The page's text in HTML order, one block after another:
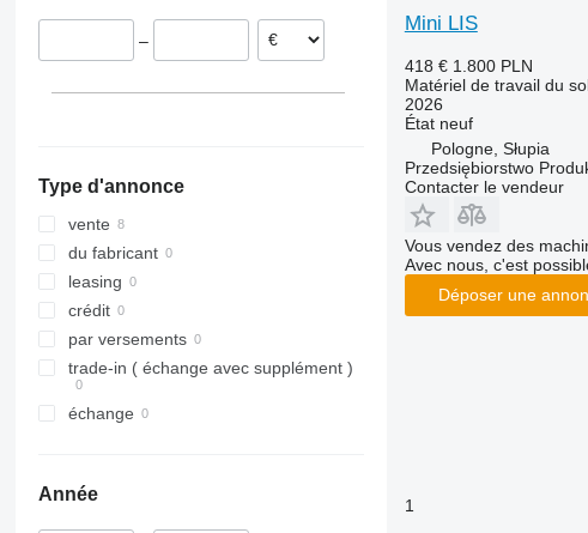
Smaragd
VariDiamant
Zirkon
–
Type d'annonce
vente
du fabricant
leasing
crédit
par versements
trade-in ( échange avec supplément )
échange
Année
Mini LIS
418 € 1.800 PLN
Matériel de travail du
2026
Étatneuf
Pologne, Słupia
Przedsiębiorstwo
Contacter le vendeur
Vous vendez des
Avec nous, c'est
Déposer une
1